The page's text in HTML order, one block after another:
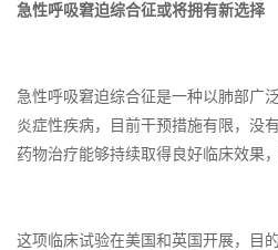
急性呼吸窘迫综合征或将拥有新选择
急性呼吸窘迫综合征是一种以肺部广
炎症性疾病，目前干预措施有限，没
药物治疗能够持续取得良好临床效果
这项临床试验在美国和英国开展，目